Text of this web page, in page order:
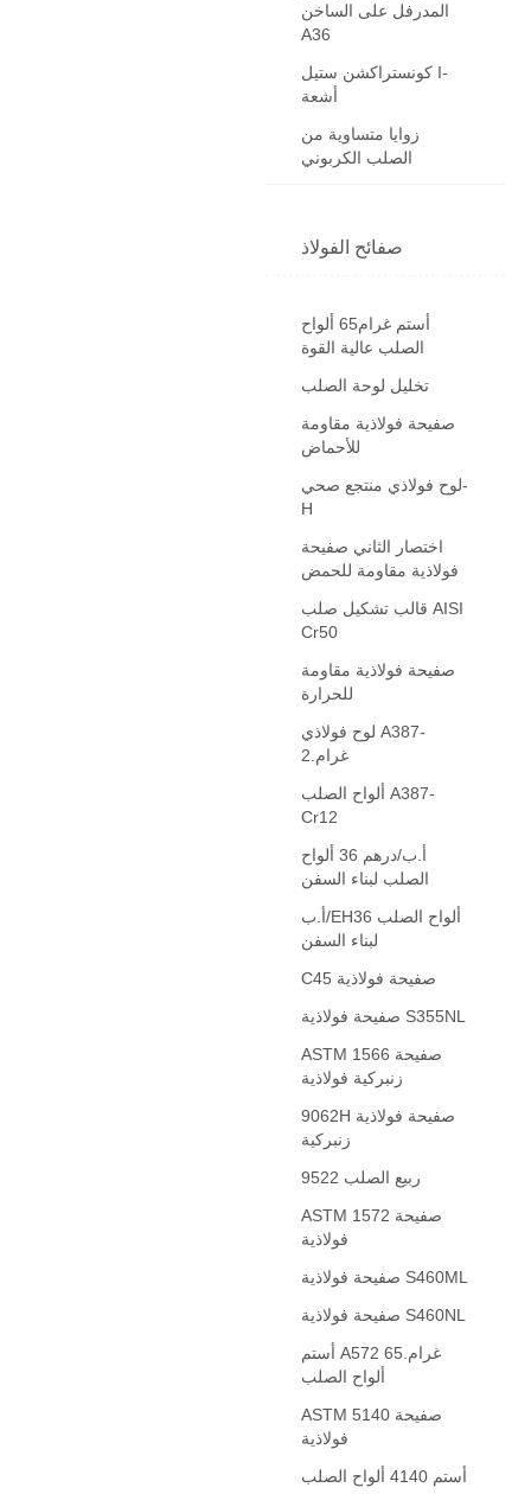
المدرفل على الساخن
A36
كونستراكشن ستيل I-
أشعة
زوايا متساوية من
الصلب الكربوني
صفائح الفولاذ
أستم غرام65 ألواح
الصلب عالية القوة
تخليل لوحة الصلب
صفيحة فولاذية مقاومة
للأحماض
لوح فولاذي منتجع صحي-
H
اختصار الثاني صفيحة
فولاذية مقاومة للحمض
قالب تشكيل صلب AISI
Cr50
صفيحة فولاذية مقاومة
للحرارة
لوح فولاذي A387-
غرام.2
ألواح الصلب A387-
Cr12
أ.ب/درهم 36 ألواح
الصلب لبناء السفن
أ.ب/EH36 ألواح الصلب
لبناء السفن
C45 صفيحة فولاذية
صفيحة فولاذية S355NL
ASTM 1566 صفيحة
زنبركية فولاذية
9062H صفيحة فولاذية
زنبركية
9522 ربيع الصلب
ASTM 1572 صفيحة
فولاذية
صفيحة فولاذية S460ML
صفيحة فولاذية S460NL
أستم A572 غرام.65
ألواح الصلب
ASTM 5140 صفيحة
فولاذية
أستم 4140 ألواح الصلب